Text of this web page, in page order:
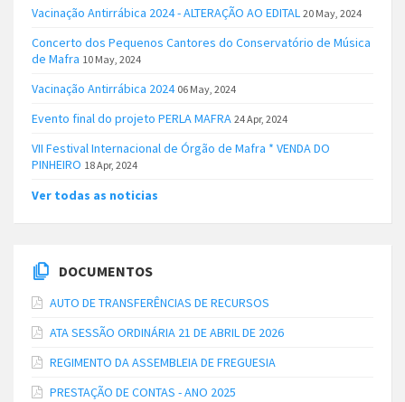
Vacinação Antirrábica 2024 - ALTERAÇÃO AO EDITAL 20 May, 2024
Concerto dos Pequenos Cantores do Conservatório de Música
de Mafra 10 May, 2024
Vacinação Antirrábica 2024 06 May, 2024
Evento final do projeto PERLA MAFRA 24 Apr, 2024
VII Festival Internacional de Órgão de Mafra * VENDA DO
PINHEIRO 18 Apr, 2024
Ver todas as noticias
DOCUMENTOS
AUTO DE TRANSFERÊNCIAS DE RECURSOS
ATA SESSÃO ORDINÁRIA 21 DE ABRIL DE 2026
REGIMENTO DA ASSEMBLEIA DE FREGUESIA
PRESTAÇÃO DE CONTAS - ANO 2025